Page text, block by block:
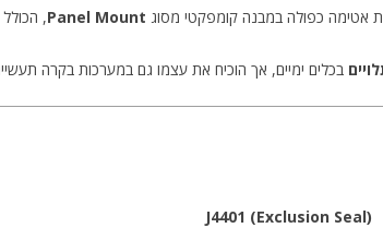
אטימה כפולה במבנה קומפקטי מסוג Panel Mount
,
בכלים ימיים, אך הוכיח את עצמו גם במערכות בקרה
J4401 (Exclusion Seal)